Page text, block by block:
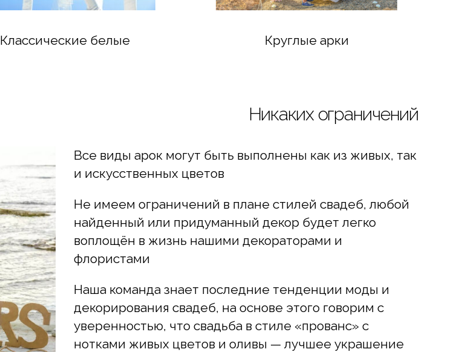
Классические белые Круглые арки
Никаких ограничений
Все виды арок могут быть выполнены как из живых, так
и искусственных цветов
Не имеем ограничений в плане стилей свадеб, любой
найденный или придуманный декор будет легко
воплощён в жизнь нашими декораторами и
флористами
Наша команда знает последние тенденции моды и
декорирования свадеб, на основе этого говорим с
уверенностью, что свадьба в стиле «прованс» с
нотками живых цветов и оливы — лучшее украшение